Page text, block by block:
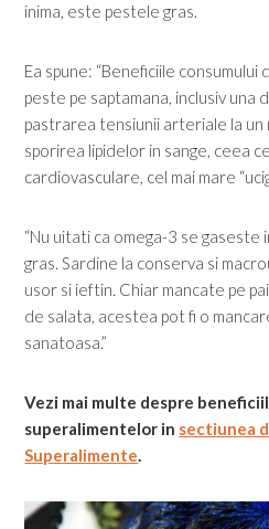
inima, este pestele gras.
Ea spune: “Beneficiile
peste pe saptamana, inclusiv una
pastrarea tensiunii arteriale la un
sporirea lipidelor in sange, ceea
cardiovasculare, cel mai mare
“Nu uitati ca omega-3 se
gras. Sardine la conserva si
usor si ieftin. Chiar mancate pe
de salata, acestea pot fi o
sanatoasa.”
Vezi mai multe despre
superalimentelor in sectiunea
Superalimente.